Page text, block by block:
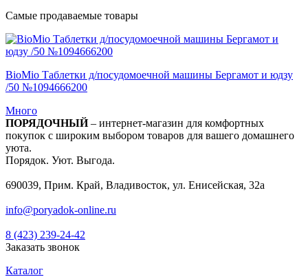
Самые продаваемые товары
BioMio Таблетки д/посудомоечной машины Бергамот и юдзу
/50 №1094666200
Много
ПОРЯДОЧНЫЙ– интернет-магазин для комфортных
покупок с широким выбором товаров для вашего домашнего
уюта.
Порядок. Уют. Выгода.
690039, Прим. Край, Владивосток, ул. Енисейская, 32а
info@poryadok-online.ru
8 (423) 239-24-42
Заказать звонок
Каталог